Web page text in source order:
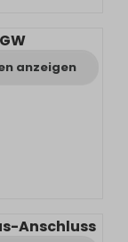
anzeigen
Anschluss